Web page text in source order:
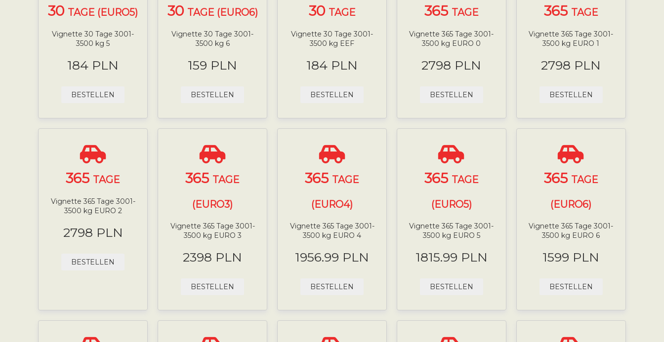
30 TAGE (EURO5)
Vignette 30 Tage 3001-
3500 kg 5
184 PLN
BESTELLEN
30 TAGE (EURO6)
Vignette 30 Tage 3001-
3500 kg 6
159 PLN
BESTELLEN
30 TAGE
Vignette 30 Tage 3001-
3500 kg EEF
184 PLN
BESTELLEN
365 TAGE
Vignette 365 Tage 3001-
3500 kg EURO 0
2798 PLN
BESTELLEN
365 TAGE
Vignette 365 Tage 3001-
3500 kg EURO 1
2798 PLN
BESTELLEN
365 TAGE
Vignette 365 Tage 3001-
3500 kg EURO 2
2798 PLN
BESTELLEN
365 TAGE
(EURO3)
Vignette 365 Tage 3001-
3500 kg EURO 3
2398 PLN
BESTELLEN
365 TAGE
(EURO4)
Vignette 365 Tage 3001-
3500 kg EURO 4
1956.99 PLN
BESTELLEN
365 TAGE
(EURO5)
Vignette 365 Tage 3001-
3500 kg EURO 5
1815.99 PLN
BESTELLEN
365 TAGE
(EURO6)
Vignette 365 Tage 3001-
3500 kg EURO 6
1599 PLN
BESTELLEN